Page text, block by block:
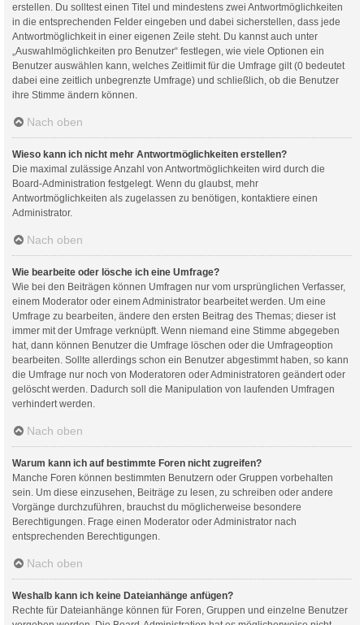
erstellen. Du solltest einen Titel und mindestens zwei Antwortmöglichkeiten
in die entsprechenden Felder eingeben und dabei sicherstellen, dass jede
Antwortmöglichkeit in einer eigenen Zeile steht. Du kannst auch unter
„Auswahlmöglichkeiten pro Benutzer“ festlegen, wie viele Optionen ein
Benutzer auswählen kann, welches Zeitlimit für die Umfrage gilt (0 bedeutet
dabei eine zeitlich unbegrenzte Umfrage) und schließlich, ob die Benutzer
ihre Stimme ändern können.
Nach oben
Wieso kann ich nicht mehr Antwortmöglichkeiten erstellen?
Die maximal zulässige Anzahl von Antwortmöglichkeiten wird durch die
Board-Administration festgelegt. Wenn du glaubst, mehr
Antwortmöglichkeiten als zugelassen zu benötigen, kontaktiere einen
Administrator.
Nach oben
Wie bearbeite oder lösche ich eine Umfrage?
Wie bei den Beiträgen können Umfragen nur vom ursprünglichen Verfasser,
einem Moderator oder einem Administrator bearbeitet werden. Um eine
Umfrage zu bearbeiten, ändere den ersten Beitrag des Themas; dieser ist
immer mit der Umfrage verknüpft. Wenn niemand eine Stimme abgegeben
hat, dann können Benutzer die Umfrage löschen oder die Umfrageoption
bearbeiten. Sollte allerdings schon ein Benutzer abgestimmt haben, so kann
die Umfrage nur noch von Moderatoren oder Administratoren geändert oder
gelöscht werden. Dadurch soll die Manipulation von laufenden Umfragen
verhindert werden.
Nach oben
Warum kann ich auf bestimmte Foren nicht zugreifen?
Manche Foren können bestimmten Benutzern oder Gruppen vorbehalten
sein. Um diese einzusehen, Beiträge zu lesen, zu schreiben oder andere
Vorgänge durchzuführen, brauchst du möglicherweise besondere
Berechtigungen. Frage einen Moderator oder Administrator nach
entsprechenden Berechtigungen.
Nach oben
Weshalb kann ich keine Dateianhänge anfügen?
Rechte für Dateianhänge können für Foren, Gruppen und einzelne Benutzer